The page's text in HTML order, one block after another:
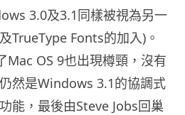
3.0及3.1同樣被視為另一
TrueType Fonts的加入)。
Mac OS 9也出現樽頸，沒有
然是Windows 3.1的協調式
能，最後由Steve Jobs回巢